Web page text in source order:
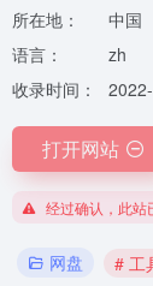
所在地：
中国
语言：
zh
收录时间：
打开网站
经过确认，此站
网盘 # 工